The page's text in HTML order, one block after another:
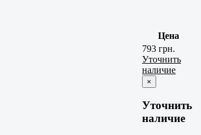
Цена
793 грн.
Уточнить
наличие
×
Уточнить
наличие